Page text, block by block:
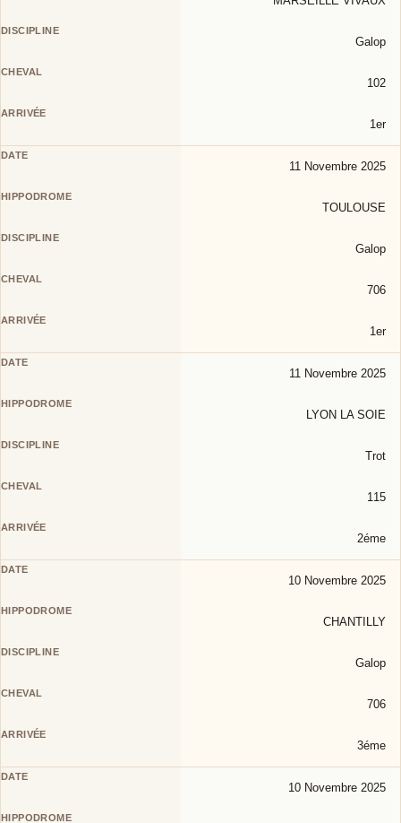
Galop
102
1er
11 Novembre 2025
TOULOUSE
Galop
706
1er
11 Novembre 2025
LYON LA SOIE
Trot
115
2éme
10 Novembre 2025
CHANTILLY
Galop
706
3éme
10 Novembre 2025